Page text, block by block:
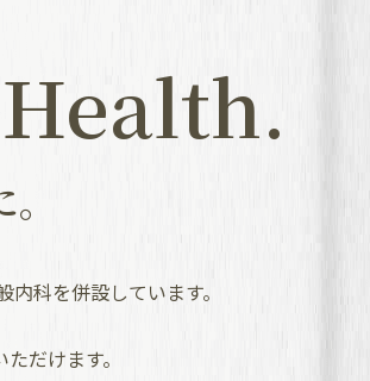
科を併設しています。
だけます。